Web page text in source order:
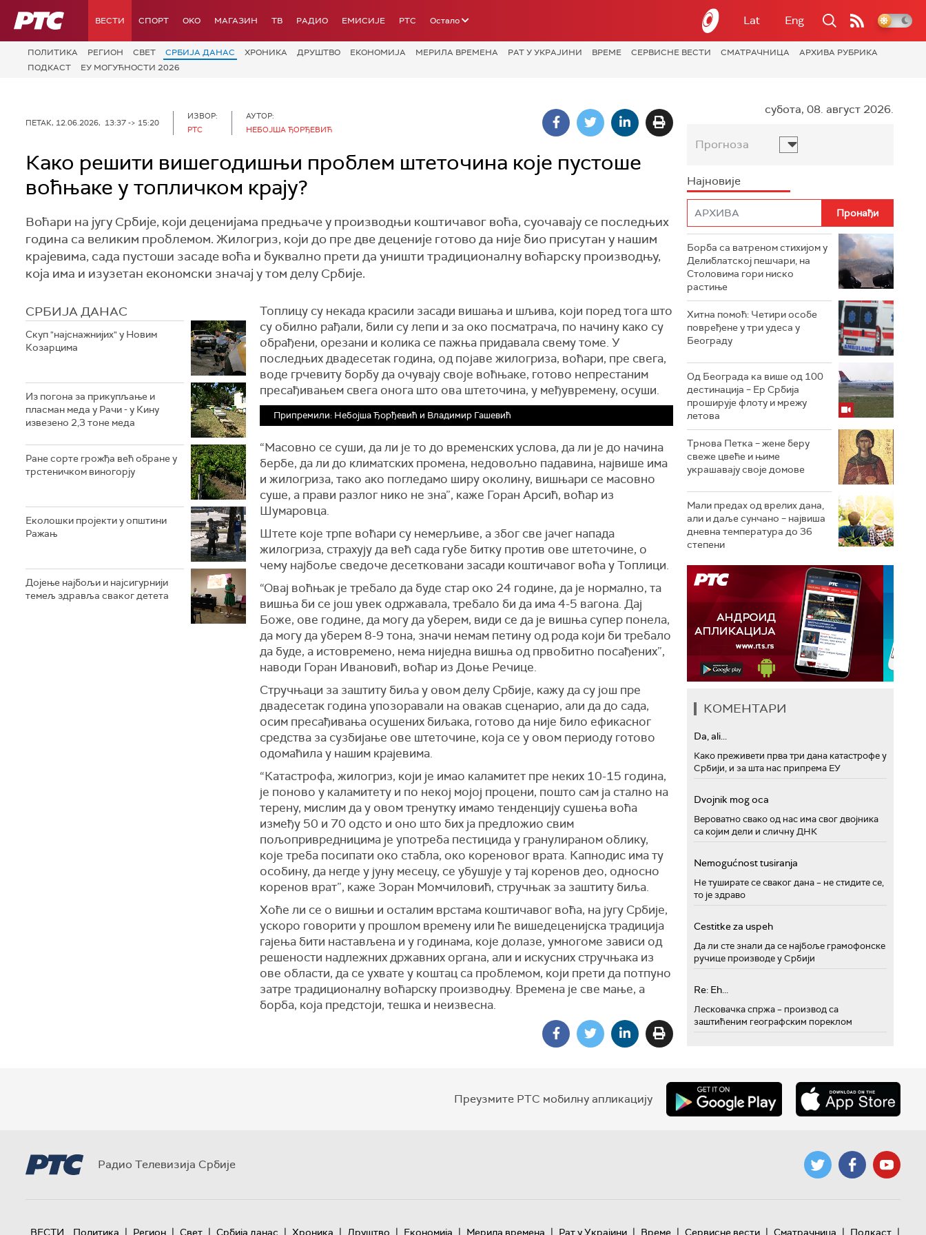
РТС ВЕСТИ СПОРТ OKO МАГАЗИН ТВ РАДИО ЕМИСИЈЕ РТС Остало Lat Eng
ПОЛИТИКА РЕГИОН СВЕТ СРБИЈА ДАНАС ХРОНИКА ДРУШТВО ЕКОНОМИЈА МЕРИЛА ВРЕМЕНА РАТ У УКРАЈИНИ ВРЕМЕ СЕРВИСНЕ ВЕСТИ СМАТРАЧНИЦА
АРХИВА РУБРИКА
ПОДКАСТ
ЕУ МОГУЋНОСТИ 2026
ПЕТАК, 12.06.2026, 13:37 -> 15:20
ИЗВОР:
РТС
АУТОР:
НЕБОЈША ЂОРЂЕВИЋ
Како решити вишегодишњи проблем штеточина које пустоше
воћњаке у топличком крају?
Воћари на југу Србије, који деценијама предњаче у производњи коштичавог воћа, суочавају се последњих
година са великим проблемом. Жилогриз, који до пре две деценије готово да није био присутан у нашим
крајевима, сада пустоши засаде воћа и буквално прети да уништи традиционалну воћарску производњу,
која има и изузетан економски значај у том делу Србије.
СРБИЈА ДАНАС
Скуп "најснажнијих" у Новим
Козарцима
Из погона за прикупљање и
пласман меда у Рачи - у Кину
извезено 2,3 тоне меда
Ране сорте грожђа већ обране у
трстеничком виногорју
Eколошки пројекти у општини
Ражањ
Дојење најбољи и најсигурнији
темељ здравља сваког детета
Топлицу су некада красили засади вишања и шљива, који поред тога што
су обилно рађали, били су лепи и за око посматрача, по начину како су
обрађени, орезани и колика се пажња придавала свему томе. У
последњих двадесетак година, од појаве жилогриза, воћари, пре свега,
воде грчевиту борбу да очувају своје воћњаке, готово непрестаним
пресађивањем свега онога што ова штеточина, у међувремену, осуши.
Припремили: Небојша Ђорђевић и Владимир Гашевић
“Масовно се суши, да ли је то до временских услова, да ли је до начина
бербе, да ли до климатских промена, недовољно падавина, највише има
и жилогриза, тако ако погледамо ширу околину, вишњари се масовно
суше, а прави разлог нико не зна”, каже Горан Арсић, воћар из
Шумаровца.
Штете које трпе воћари су немерљиве, а због све јачег напада
жилогриза, страхују да већ сада губе битку против ове штеточине, о
чему најбоље сведоче десетковани засади коштичавог воћа у Топлици.
“Овај воћњак је требало да буде стар око 24 године, да је нормално, та
вишња би се још увек одржавала, требало би да има 4-5 вагона. Дај
Боже, ове године, да могу да уберем, види се да је вишња супер понела,
да могу да уберем 8-9 тона, значи немам петину од рода који би требало
да буде, а истовремено, нема ниједна вишња од првобитно посађених”,
наводи Горан Ивановић, воћар из Доње Речице.
Стручњаци за заштиту биља у овом делу Србије, кажу да су још пре
двадесетак година упозоравали на овакав сценарио, али да до сада,
осим пресађивања осушених биљака, готово да није било ефикасног
средства за сузбијање ове штеточине, која се у овом периоду готово
одомаћила у нашим крајевима.
“Катастрофа, жилогриз, који је имао каламитет пре неких 10-15 година,
је поново у каламитету и по некој мојој процени, пошто сам ја стално на
терену, мислим да у овом тренутку имамо тенденцију сушења воћа
између 50 и 70 одсто и оно што бих ја предложио свим
пољопривредницима је употреба пестицида у гранулираном облику,
које треба посипати око стабла, око кореновог врата. Капнодис има ту
особину, да негде у јуну месецу, се убушује у тај коренов део, односно
коренов врат”, каже Зоран Момчиловић, стручњак за заштиту биља.
Хоће ли се о вишњи и осталим врстама коштичавог воћа, на југу Србије,
ускоро говорити у прошлом времену или ће вишедеценијска традиција
гајења бити настављена и у годинама, које долазе, умногоме зависи од
решености надлежних државних органа, али и искусних стручњака из
ове области, да се ухвате у коштац са проблемом, који прети да потпуно
затре традиционалну воћарску производњу. Времена је све мање, а
борба, која предстоји, тешка и неизвесна.
субота, 08. август 2026.
Прогноза
Најновије
Борба са ватреном стихијом у
Делиблатској пешчари, на
Столовима гори ниско
растиње
Хитна помоћ: Четири особе
повређене у три удеса у
Београду
Од Београда ка више од 100
дестинација – Ер Србија
проширује флоту и мрежу
летова
Трнова Петка – жене беру
свеже цвеће и њиме
украшавају своје домове
Мали предах од врелих дана,
али и даље сунчано – највиша
дневна температура до 36
степени
КОМЕНТАРИ
Da, ali...
Како преживети прва три дана катастрофе у
Србији, и за шта нас припрема ЕУ
Dvojnik mog oca
Вероватно свако од нас има свог двојника
са којим дели и сличну ДНК
Nemogućnost tusiranja
Не туширате се сваког дана – не стидите се,
то је здраво
Cestitke za uspeh
Да ли сте знали да се најбоље грамофонске
ручице производе у Србији
Re: Eh...
Лесковачка спржа – производ са
заштићеним географским пореклом
Преузмите РТС мобилну апликацију
Радио Телевизија Србије
ВЕСТИ Политика | Регион | Свет | Србија данас | Хроника | Друштво | Економија | Мерила времена | Рат у Украјини | Време | Сервисне вести | Сматрачница | Подкаст |